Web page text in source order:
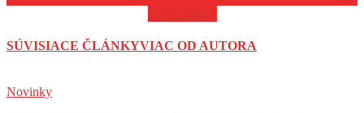
SÚVISIACE ČLÁNKYVIAC OD AUTORA
Novinky